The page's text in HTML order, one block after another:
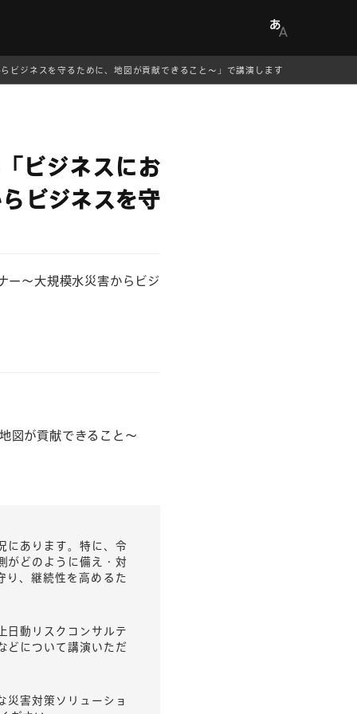
ビジネスを守るために、地図が貢献できること～」で講演します
ビジネスにお
ビジネスを守
ー～大規模水災害からビジ
図が貢献できること～
にあります。特に、令
がどのように備え・対
り、継続性を高めるた
日動リスクコンサルテ
どについて講演いただ
災害対策ソリューショ